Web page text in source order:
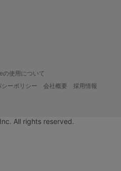
の使用について
シーポリシー 会社概要
採用情報
All rights reserved.